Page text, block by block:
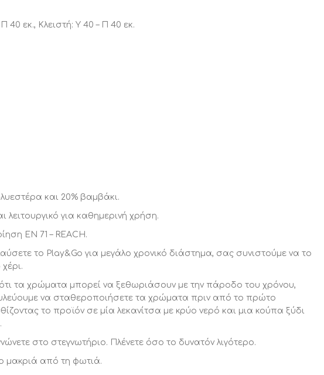
Π 40 εκ., Κλειστή: Υ 40 – Π 40 εκ.
και 20% βαμβάκι.
λειτουργικό για καθημερινή χρήση.
EN 71 – REACH.
το Play&Go για μεγάλο χρονικό διάστημα, σας συνιστούμε να το
τα χρώματα μπορεί να ξεθωριάσουν με την πάροδο του χρόνου,
να σταθεροποιήσετε τα χρώματα πριν από το πρώτο
το προϊόν σε μία λεκανίτσα με κρύο νερό και μια κούπα ξύδι
στο στεγνωτήριο. Πλένετε όσο το δυνατόν λιγότερο.
μακριά από τη φωτιά.